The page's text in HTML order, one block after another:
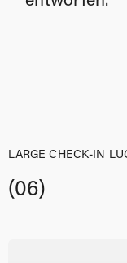
LARGE CHECK-IN
(06)